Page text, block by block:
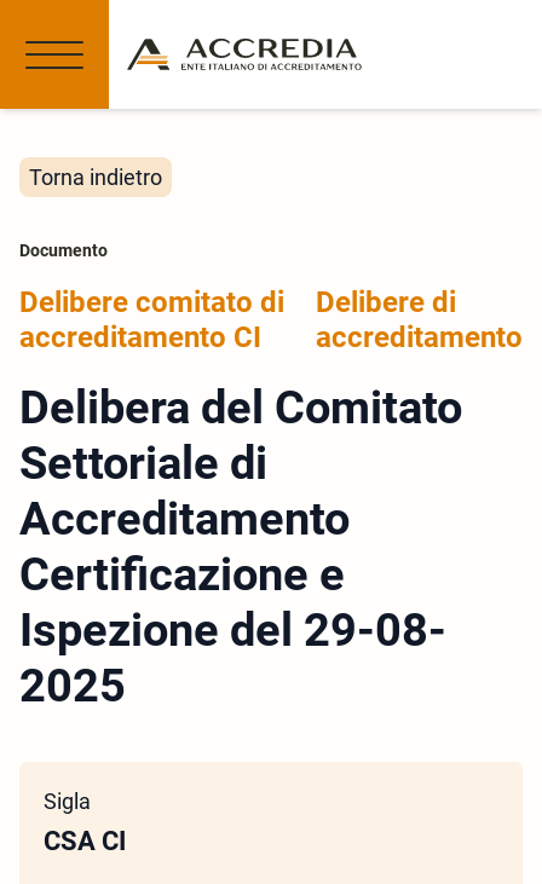
Torna indietro
Documento
Delibere comitato di
accreditamento CI
Delibere di
accreditamento
Delibera del Comitato
Settoriale di
Accreditamento
Certificazione e
Ispezione del 29-08-
2025
Sigla
CSA CI